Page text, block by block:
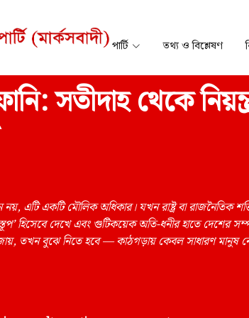
পার্টি তথ্য ও বিশ্লেষণ
সতীদাহ থেকে
নয়, এটি একটি মৌলিক অধিকার। যখন রাষ্ট্র বা রাজনৈতিক
হিসেবে দেখে এবং গুটিকয়েক অতি-ধনীর হাতে দেশের
তখন বুঝে নিতে হবে — কাঠগড়ায় কেবল সাধারণ মানুষ